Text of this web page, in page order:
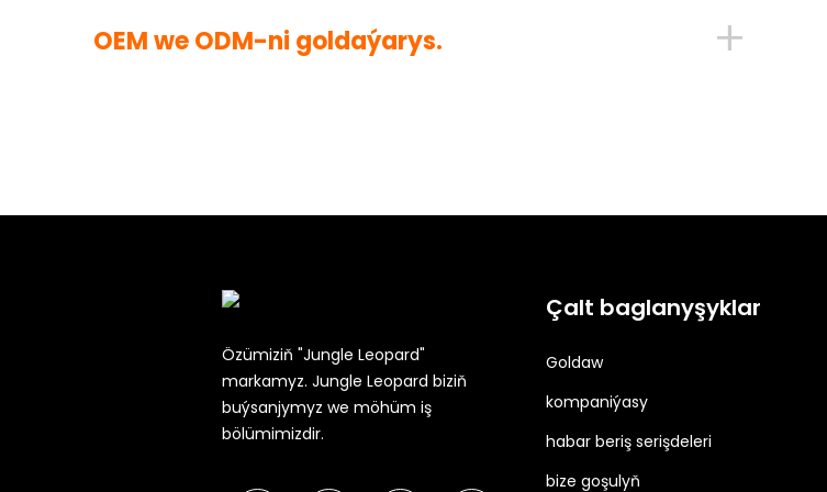
OEM we ODM-ni goldaýarys. +
Özümiziň "Jungle Leopard"
markamyz. Jungle Leopard biziň
buýsanjymyz we möhüm iş
bölümimizdir.
Çalt baglanyşyklar
Goldaw
kompaniýasy
habar beriş serişdeleri
bize goşulyň